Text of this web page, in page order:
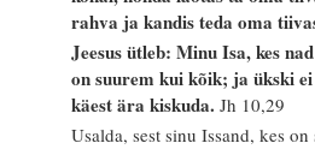
rahva ja kandis teda oma
Jeesus ütleb: Minu Isa, kes
on suurem kui kõik; ja ükski
käest ära kiskuda.Jh 10,29
Usalda, sest sinu Issand, kes